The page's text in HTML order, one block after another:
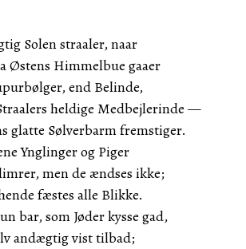
Solen straaler, naar
Østens Himmelbue gaaer
end Belinde,
heldige Medbejlerinde —
glatte Sølverbarm fremstiger.
Ynglinger og Piger
men de ændses ikke;
fæstes alle Blikke.
bar, som Jøder kysse gad,
andægtig vist tilbad;